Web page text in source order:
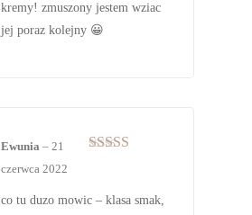
kremy! zmuszony jestem wziac
jej poraz kolejny 😀
Ewunia – 21
czerwca 2022
co tu duzo mowic – klasa smak,